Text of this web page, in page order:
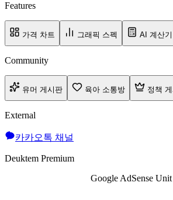
Features
가격 차트 그래픽 스펙 AI 계산기
Community
유머 게시판 육아 소통방 정책
External
카카오톡 채널
Deuktem Premium
Google AdSense Unit